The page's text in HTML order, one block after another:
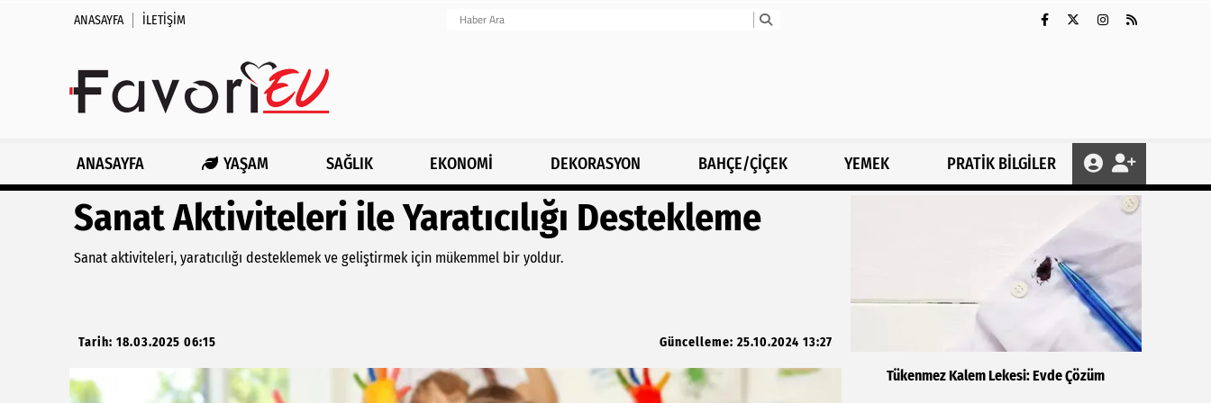
ANASAYFA İLETIŞIM
ANASAYFA YAŞAM SAĞLIK EKONOMİ DEKORASYON BAHÇE/ÇİÇEK YEMEK PRATİK BİLGİLER
Sanat Aktiviteleri ile Yaratıcılığı Destekleme
Sanat aktiviteleri, yaratıcılığı desteklemek ve geliştirmek için mükemmel bir yoldur.
Tarih: 18.03.2025 06:15 Güncelleme: 25.10.2024 13:27
Tükenmez Kalem Lekesi: Evde Çözüm